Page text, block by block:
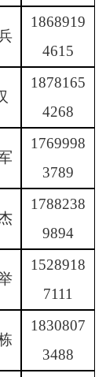
1868919
4615
1878165
4268
1769998
3789
1788238
9894
1528918
7111
1830807
3488